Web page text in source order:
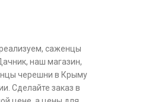
саженцы
наш магазин,
черешни в Крыму
Сделайте заказ в